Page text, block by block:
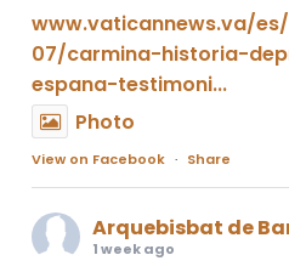
www.vaticannews.va/
07/carmina-historia-
espana-testimoni...
Photo
View on Facebook · Share
Arquebisbat de
1 week ago